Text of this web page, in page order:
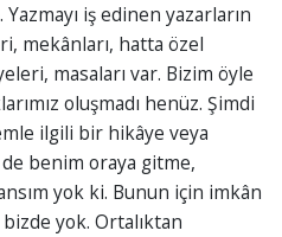
iş edinen yazarların
mekânları, hatta özel
masaları var. Bizim öyle
oluşmadı henüz. Şimdi
ilgili bir hikâye veya
benim oraya gitme,
yok ki. Bunun için imkân
bizde yok. Ortalıktan